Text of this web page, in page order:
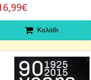
Καλάθι